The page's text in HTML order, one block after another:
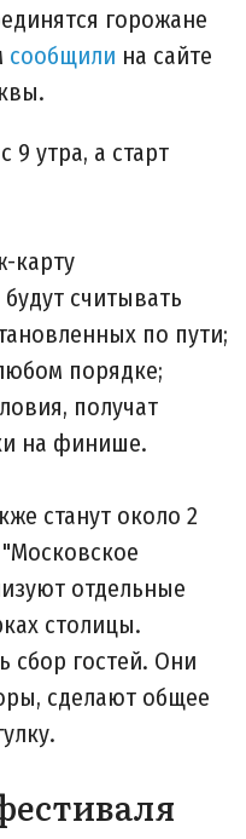
горожане
сообщили на сайте
9 утра, а старт
карту
считывать
по пути;
порядке;
получат
на финише.
станут около 2
отдельные
столицы.
сбор гостей. Они
сделают общее